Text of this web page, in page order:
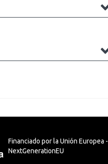
Financiado por la Unión Europea -
NextGenerationEU